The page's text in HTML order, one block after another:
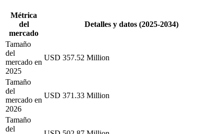
Métrica
del
mercado
Detalles y datos (2025-2034)
Tamaño
del
mercado en
2025
USD 357.52 Million
Tamaño
del
mercado en
2026
USD 371.33 Million
Tamaño
del